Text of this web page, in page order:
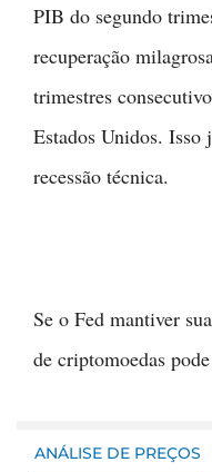
PIB do segundo
recuperação
trimestres
Estados Unidos. Isso
recessão técnica.
Se o Fed mantiver
de criptomoedas
ANÁLISE DE PREÇOS